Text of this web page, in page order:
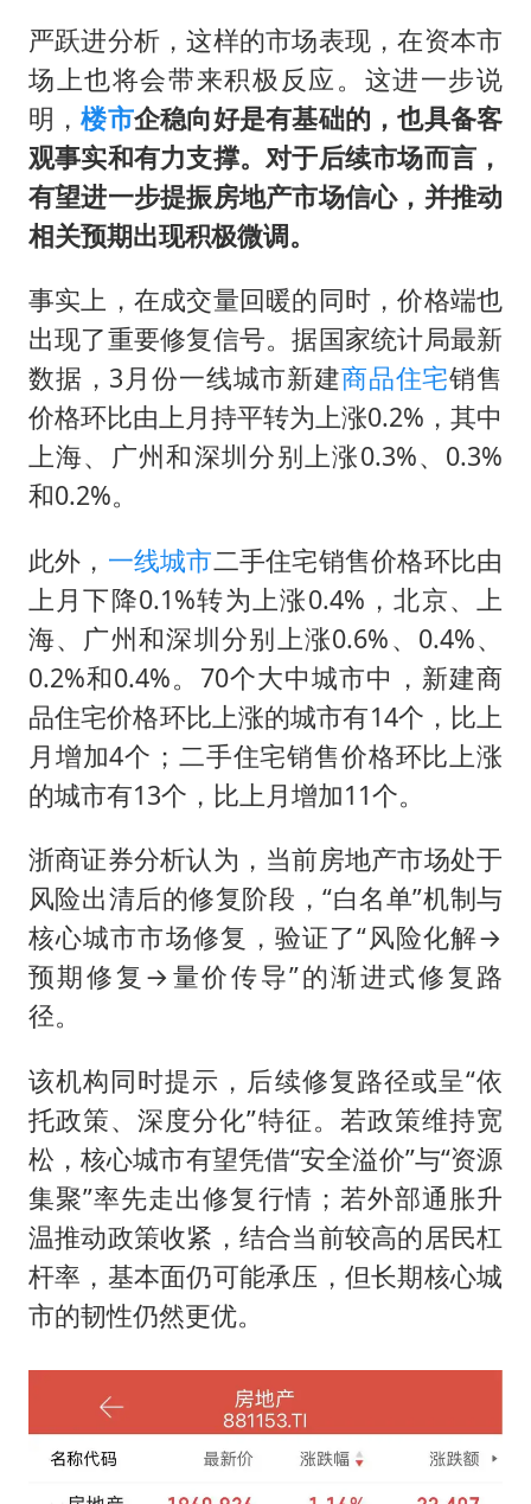
严跃进分析，这样的市场表现，在资本市
场上也将会带来积极反应。这进一步说
明，楼市企稳向好是有基础的，也具备客
观事实和有力支撑。对于后续市场而言，
有望进一步提振房地产市场信心，并推动
相关预期出现积极微调。
事实上，在成交量回暖的同时，价格端也
出现了重要修复信号。据国家统计局最新
数据，3月份一线城市新建商品住宅销售
价格环比由上月持平转为上涨0.2%，其中
上海、广州和深圳分别上涨0.3%、0.3%
和0.2%。
此外， 一线城市二手住宅销售价格环比由
上月下降0.1%转为上涨0.4%，北京、上
海、广州和深圳分别上涨0.6%、0.4%、
0.2%和0.4%。70个大中城市中，新建商
品住宅价格环比上涨的城市有14个，比上
月增加4个；二手住宅销售价格环比上涨
的城市有13个，比上月增加11个。
浙商证券分析认为，当前房地产市场处于
风险出清后的修复阶段，“白名单”机制与
核心城市市场修复，验证了“风险化解→
预期修复→量价传导”的渐进式修复路
径。
该机构同时提示，后续修复路径或呈“依
托政策、深度分化”特征。若政策维持宽
松，核心城市有望凭借“安全溢价”与“资源
集聚”率先走出修复行情；若外部通胀升
温推动政策收紧，结合当前较高的居民杠
杆率，基本面仍可能承压，但长期核心城
市的韧性仍然更优。